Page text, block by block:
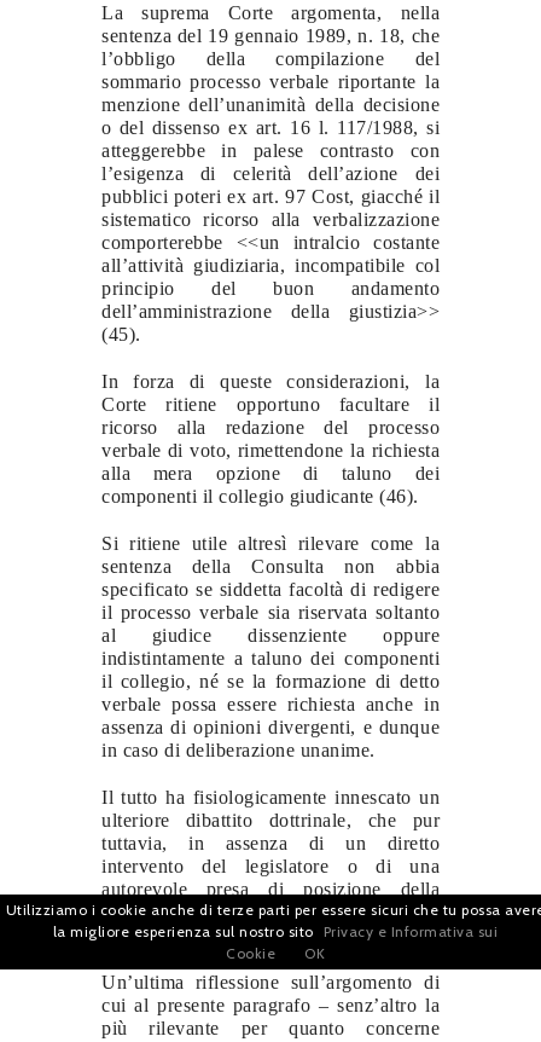
La suprema Corte argomenta, nella
sentenza del 19 gennaio 1989, n. 18, che
l’obbligo della compilazione del
sommario processo verbale riportante la
menzione dell’unanimità della decisione
o del dissenso ex art. 16 l. 117/1988, si
atteggerebbe in palese contrasto con
l’esigenza di celerità dell’azione dei
pubblici poteri ex art. 97 Cost, giacché il
sistematico ricorso alla verbalizzazione
comporterebbe <<un intralcio costante
all’attività giudiziaria, incompatibile col
principio del buon andamento
dell’amministrazione della giustizia>>
(45).
In forza di queste considerazioni, la
Corte ritiene opportuno facultare il
ricorso alla redazione del processo
verbale di voto, rimettendone la richiesta
alla mera opzione di taluno dei
componenti il collegio giudicante (46).
Si ritiene utile altresì rilevare come la
sentenza della Consulta non abbia
specificato se siddetta facoltà di redigere
il processo verbale sia riservata soltanto
al giudice dissenziente oppure
indistintamente a taluno dei componenti
il collegio, né se la formazione di detto
verbale possa essere richiesta anche in
assenza di opinioni divergenti, e dunque
in caso di deliberazione unanime.
Il tutto ha fisiologicamente innescato un
ulteriore dibattito dottrinale, che pur
tuttavia, in assenza di un diretto
intervento del legislatore o di una
autorevole presa di posizione della
giurisprudenza, non sembra inoltrarsi al
di là del campo teorico (47).
Un’ultima riflessione sull’argomento di
cui al presente paragrafo – senz’altro la
più rilevante per quanto concerne
Utilizziamo i cookie anche di terze parti per essere sicuri che tu possa
la migliore esperienza sul nostro sito
Privacy e Informativa sui
Cookie
OK